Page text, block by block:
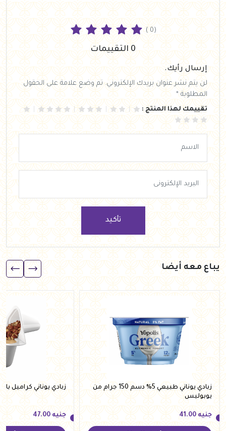
( 0)
0 التقييمات
إرسال رأيك.
لن يتم نشر عنوان بريدك الإلكتروني. تم وضع علامة على الحقول
المطلوبة *
تقييمك لهذا المنتج :
تأكيد
يباع معه أيضا
زبادي يوناني طبيعي 5% دسم 150 جرام من
يوبوليس
جنيه 41.00
زبادي يوناني كراميل باللوز 145 جرام من
جنيه 47.00